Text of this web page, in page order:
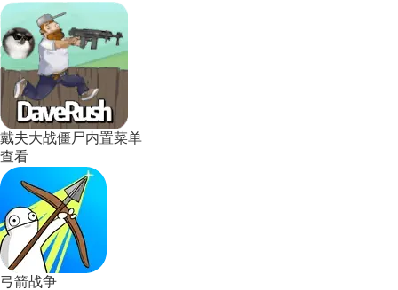
戴夫大战僵尸内置菜单
查看
弓箭战争